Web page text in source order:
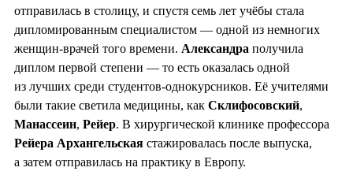
отправилась в столицу, и спустя семь лет учёбы стала
дипломированным специалистом — одной из немногих
женщин-врачей того времени. Александра получила
диплом первой степени — то есть оказалась одной
из лучших среди студентов-однокурсников. Её учителями
были такие светила медицины, как Склифосовский,
Манассеин, Рейер. В хирургической клинике профессора
Рейера Архангельская стажировалась после выпуска,
а затем отправилась на практику в Европу.